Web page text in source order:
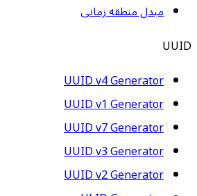
مبدل منطقه زمانی
UUID
UUID v4 Generator
UUID v1 Generator
UUID v7 Generator
UUID v3 Generator
UUID v2 Generator